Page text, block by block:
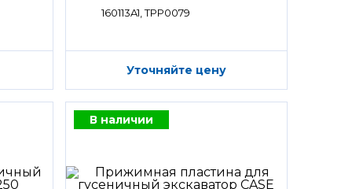
160113A1, TPP0079
Уточняйте цену
В наличии